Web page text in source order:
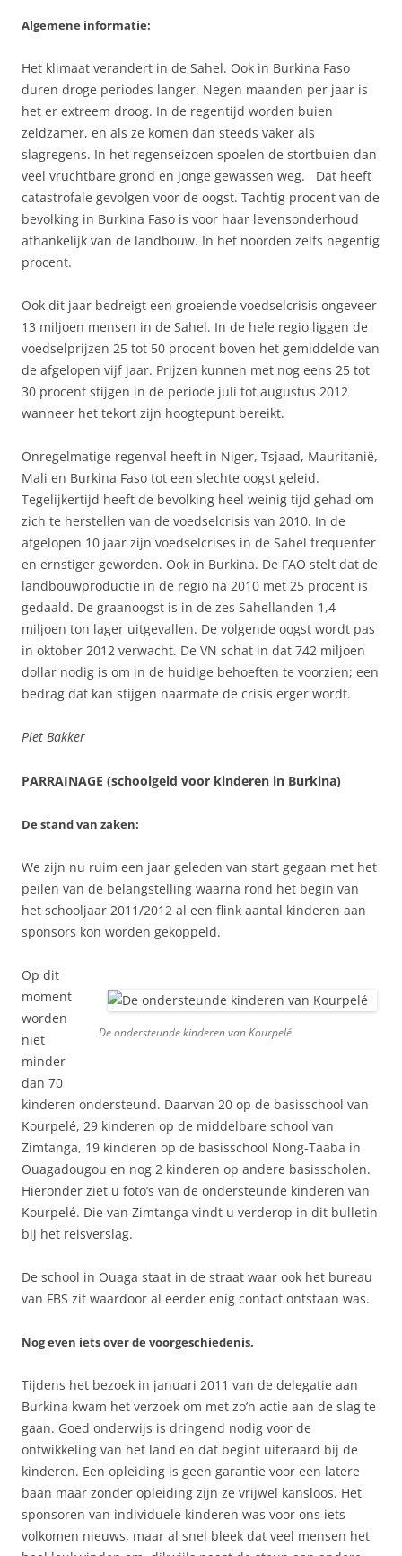
Algemene informatie:
Het klimaat verandert in de Sahel. Ook in Burkina Faso
duren droge periodes langer. Negen maanden per jaar is
het er extreem droog. In de regentijd worden buien
zeldzamer, en als ze komen dan steeds vaker als
slagregens. In het regenseizoen spoelen de stortbuien dan
veel vruchtbare grond en jonge gewassen weg. Dat heeft
catastrofale gevolgen voor de oogst. Tachtig procent van de
bevolking in Burkina Faso is voor haar levensonderhoud
afhankelijk van de landbouw. In het noorden zelfs negentig
procent.
Ook dit jaar bedreigt een groeiende voedselcrisis ongeveer
13 miljoen mensen in de Sahel. In de hele regio liggen de
voedselprijzen 25 tot 50 procent boven het gemiddelde van
de afgelopen vijf jaar. Prijzen kunnen met nog eens 25 tot
30 procent stijgen in de periode juli tot augustus 2012
wanneer het tekort zijn hoogtepunt bereikt.
Onregelmatige regenval heeft in Niger, Tsjaad, Mauritanië,
Mali en Burkina Faso tot een slechte oogst geleid.
Tegelijkertijd heeft de bevolking heel weinig tijd gehad om
zich te herstellen van de voedselcrisis van 2010. In de
afgelopen 10 jaar zijn voedselcrises in de Sahel frequenter
en ernstiger geworden. Ook in Burkina. De FAO stelt dat de
landbouwproductie in de regio na 2010 met 25 procent is
gedaald. De graanoogst is in de zes Sahellanden 1,4
miljoen ton lager uitgevallen. De volgende oogst wordt pas
in oktober 2012 verwacht. De VN schat in dat 742 miljoen
dollar nodig is om in de huidige behoeften te voorzien; een
bedrag dat kan stijgen naarmate de crisis erger wordt.
Piet Bakker
PARRAINAGE (schoolgeld voor kinderen in Burkina)
De stand van zaken:
We zijn nu ruim een jaar geleden van start gegaan met het
peilen van de belangstelling waarna rond het begin van
het schooljaar 2011/2012 al een flink aantal kinderen aan
sponsors kon worden gekoppeld.
De ondersteunde kinderen van Kourpelé
Op dit
moment
worden
niet
minder
dan 70
kinderen ondersteund. Daarvan 20 op de basisschool van
Kourpelé, 29 kinderen op de middelbare school van
Zimtanga, 19 kinderen op de basisschool Nong-Taaba in
Ouagadougou en nog 2 kinderen op andere basisscholen.
Hieronder ziet u foto’s van de ondersteunde kinderen van
Kourpelé. Die van Zimtanga vindt u verderop in dit bulletin
bij het reisverslag.
De school in Ouaga staat in de straat waar ook het bureau
van FBS zit waardoor al eerder enig contact ontstaan was.
Nog even iets over de voorgeschiedenis.
Tijdens het bezoek in januari 2011 van de delegatie aan
Burkina kwam het verzoek om met zo’n actie aan de slag te
gaan. Goed onderwijs is dringend nodig voor de
ontwikkeling van het land en dat begint uiteraard bij de
kinderen. Een opleiding is geen garantie voor een latere
baan maar zonder opleiding zijn ze vrijwel kansloos. Het
sponsoren van individuele kinderen was voor ons iets
volkomen nieuws, maar al snel bleek dat veel mensen het